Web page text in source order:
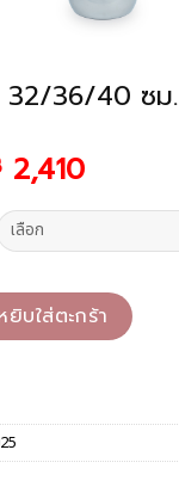
32/36/40 ซม.
2,410
32/36/40 ซม. ชิ้น
ยิบใส่ตะกร้า